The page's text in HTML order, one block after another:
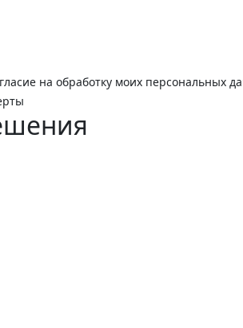
на обработку моих